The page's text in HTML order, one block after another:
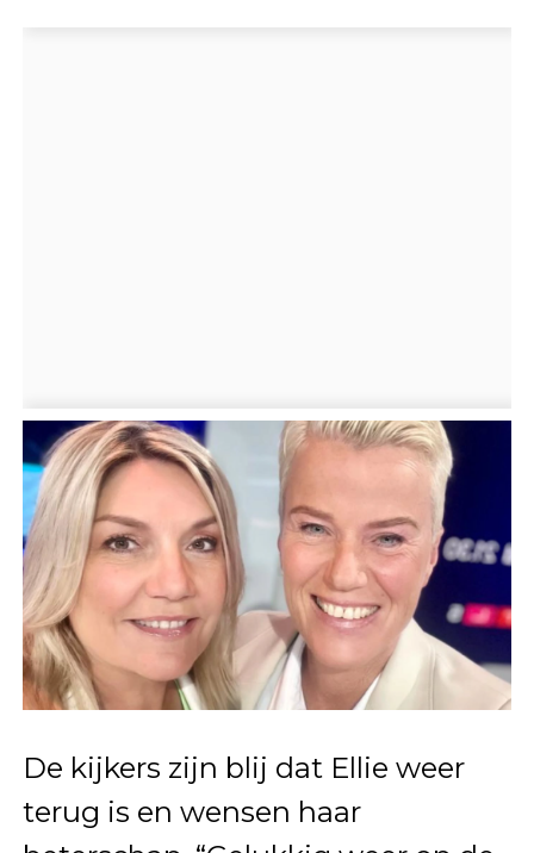
De kijkers zijn blij dat Ellie weer
terug is en wensen haar